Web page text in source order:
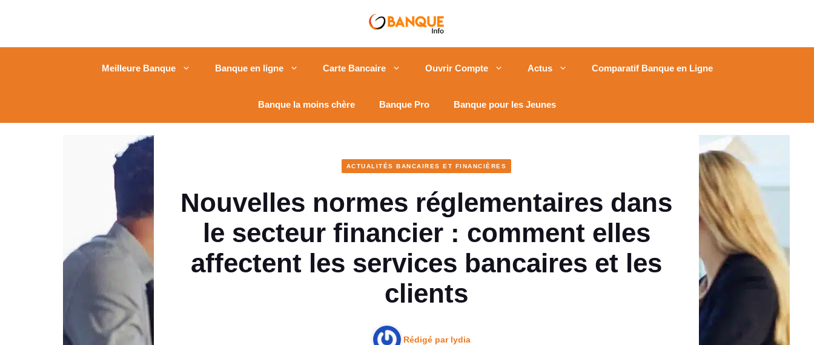
Meilleure Banque Banque en ligne Carte Bancaire Ouvrir Compte Actus Comparatif Banque en Ligne
Banque la moins chère Banque Pro Banque pour les Jeunes
ACTUALITÉS BANCAIRES ET FINANCIÈRES
Nouvelles normes réglementaires dans
le secteur financier : comment elles
affectent les services bancaires et les
clients
Rédigé par lydia